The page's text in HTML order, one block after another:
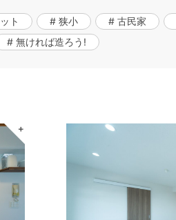
ト # 狭小 # 古民家
# 無ければ造ろう!
＋